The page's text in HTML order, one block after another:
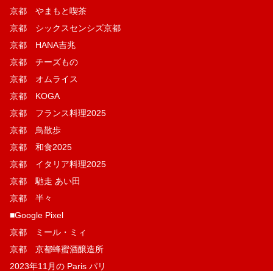
京都 やまもと喫茶
京都 シックスセンシズ京都
京都 HANA吉兆
京都 チーズもの
京都 オムライス
京都 KOGA
京都 フランス料理2025
京都 鳥散歩
京都 和食2025
京都 イタリア料理2025
京都 馳走 あい田
京都 半々
■Google Pixel
京都 ミール・ミィ
京都 京都蜂蜜酒醸造所
2023年11月の Paris パリ